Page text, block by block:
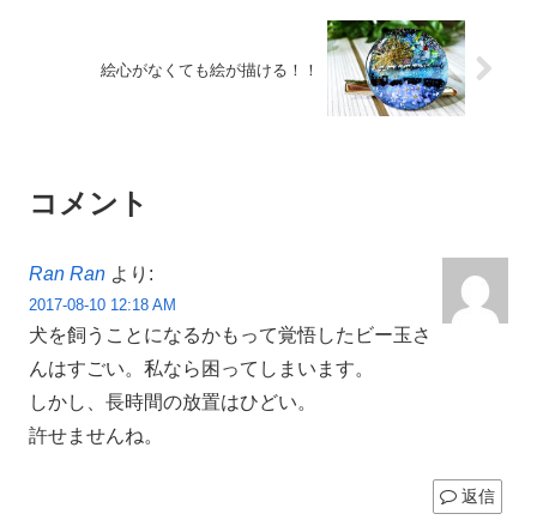
絵心がなくても絵が描ける！！
コメント
Ran Ran より:
2017-08-10 12:18 AM
犬を飼うことになるかもって覚悟したビー玉さ
んはすごい。私なら困ってしまいます。
しかし、長時間の放置はひどい。
許せませんね。
返信